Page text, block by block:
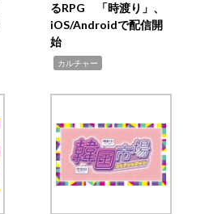
るRPG 「時渡り」、
iOS/Androidで配信開
始
カルチャー